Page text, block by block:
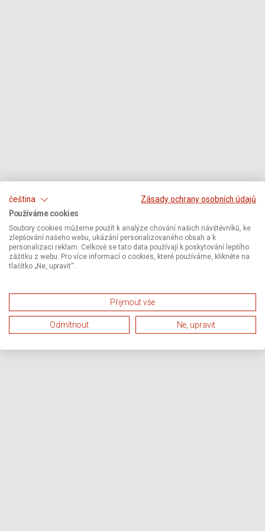
čeština
Zásady ochrany osobních údajů
Používáme cookies
Soubory cookies můžeme použít k analýze chování našich návštěvníků, ke
zlepšování našeho webu, ukázání personalizovaného obsah a k
personalizaci reklam. Celkově se tato data používají k poskytování lepšího
zážitku z webu. Pro více informací o cookies, které používáme, klikněte na
tlačítko „Ne, upravit“.
Přijmout vše
Odmítnout Ne, upravit